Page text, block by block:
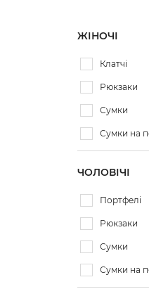
ЖІНОЧІ
Клатчі
Рюкзаки
Сумки
Сумки на
ЧОЛОВІЧІ
Портфелі
Рюкзаки
Сумки
Сумки на